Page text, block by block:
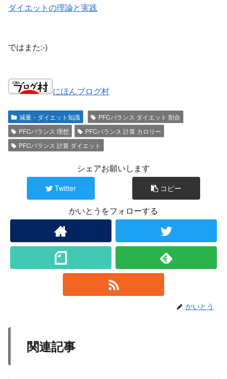
ダイエットの理論と実践
ではまた:-)
にほんブログ村
減量・ダイエット知識
PFCバランス ダイエット 割合
PFCバランス 理想
PFCバランス 計算 カロリー
PFCバランス 計算 ダイエット
シェアお願いします
Twitter コピー
かいとうをフォローする
かいとう
関連記事